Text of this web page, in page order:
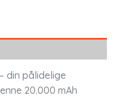
din pålidelige
20.000 mAh